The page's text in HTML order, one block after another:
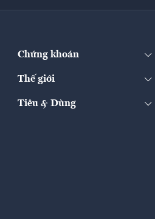
Chứng khoán
Thế giới
Tiêu & Dùng